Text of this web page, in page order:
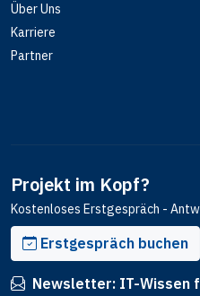
Über Uns
Karriere
Partner
Projekt im Kopf?
Kostenloses Erstgespräch -
Erstgespräch buchen
Newsletter: IT-Wissen